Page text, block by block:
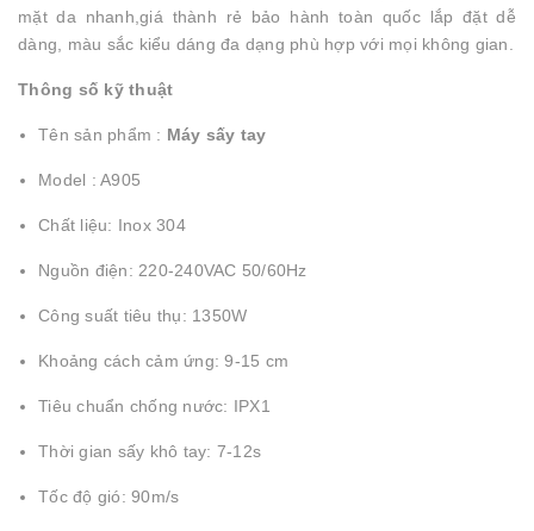
mặt da nhanh,giá thành rẻ bảo hành toàn quốc lắp đặt dễ
dàng, màu sắc kiểu dáng đa dạng phù hợp với mọi không gian.
Thông số kỹ thuật
Tên sản phẩm : Máy sấy tay
Model : A905
Chất liệu: Inox 304
Nguồn điện: 220-240VAC 50/60Hz
Công suất tiêu thụ: 1350W
Khoảng cách cảm ứng: 9-15 cm
Tiêu chuẩn chống nước: IPX1
Thời gian sấy khô tay: 7-12s
Tốc độ gió: 90m/s